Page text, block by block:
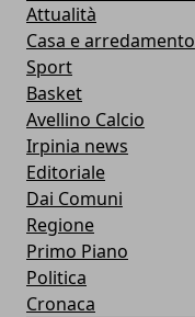
Attualità
Casa e arredamento
Sport
Basket
Avellino Calcio
Irpinia news
Editoriale
Dai Comuni
Regione
Primo Piano
Politica
Cronaca